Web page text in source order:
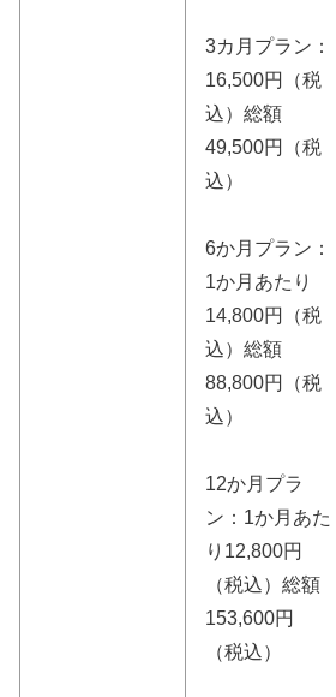
3カ月プラン：
16,500円（税
込）総額
49,500円（税
込）
6か月プラン：
1か月あたり
14,800円（税
込）総額
88,800円（税
込）
12か月プラ
ン：1か月あた
り12,800円
（税込）総額
153,600円
（税込）